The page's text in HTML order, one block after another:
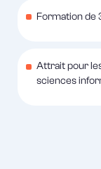
Formation de
Attrait pour
sciences